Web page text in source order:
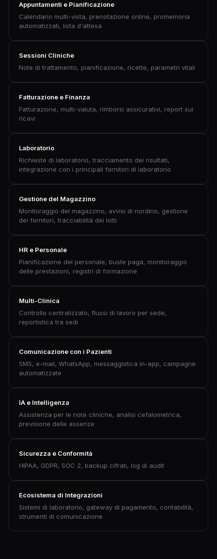
Appuntamenti e Pianificazione
Calendario multi-vista, prenotazione online, promemoria
automatizzati, lista d'attesa
Sessioni Cliniche
Note di trattamento, pianificazione, ricette, parametri vitali
Fatturazione e Finanza
Fatturazione, multi-valuta, rimborsi assicurativi, report sui
ricavi
Laboratorio
Richieste di laboratorio, tracciamento dei risultati,
integrazione con i principali fornitori di laboratorio
Gestione del Magazzino
Monitoraggio del magazzino, avvisi di riordino, gestione
dei fornitori, tracciabilità dei lotti
HR e Personale
Pianificazione del personale, buste paga, monitoraggio
delle prestazioni, registri di formazione
Multi-Clinica
Controllo centralizzato, flussi di lavoro per sede,
reportistica tra sedi
Comunicazione con i Pazienti
SMS, e-mail, WhatsApp, messaggistica in-app, campagne
automatizzate
IA e Intelligenza
Assistenza per le note cliniche, analisi cefalometrica,
previsione delle assenze
Sicurezza e Conformità
HIPAA, GDPR, SOC 2, backup cifrati, log di audit
Ecosistema di Integrazioni
Sistemi di laboratorio, gateway di pagamento, contabilità,
strumenti di comunicazione